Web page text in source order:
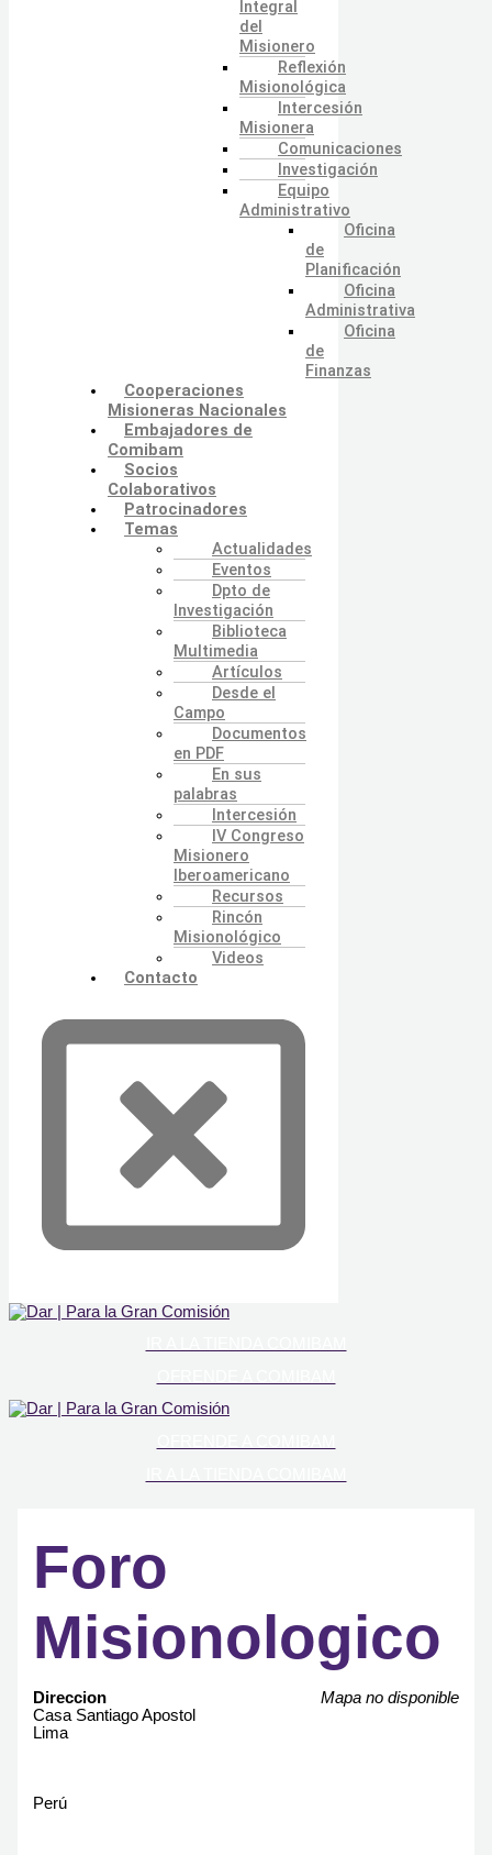
Integral
del
Misionero
Reflexión
Misionológica
Intercesión
Misionera
Comunicaciones
Investigación
Equipo
Administrativo
Oficina
de
Planificación
Oficina
Administrativa
Oficina
de
Finanzas
Cooperaciones
Misioneras Nacionales
Embajadores de
Comibam
Socios
Colaborativos
Patrocinadores
Temas
Actualidades
Eventos
Dpto de
Investigación
Biblioteca
Multimedia
Artículos
Desde el
Campo
Documentos
en PDF
En sus
palabras
Intercesión
IV Congreso
Misionero
Iberoamericano
Recursos
Rincón
Misionológico
Videos
Contacto
Foro
Misionologico
Mapa no disponible
Direccion
Casa Santiago Apostol
Lima
Perú